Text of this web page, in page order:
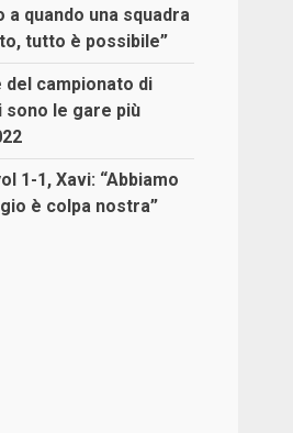
a quando una squadra
tutto è possibile”
campionato di
sono le gare più
1-1, Xavi: “Abbiamo
è colpa nostra”